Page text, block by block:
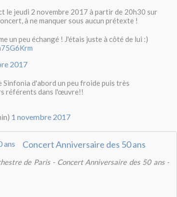
le jeudi 2 novembre 2017 à partir de 20h30 sur
à ne manquer sous aucun prétexte !
un peu échangé ! J'étais juste à côté de lui :)
2017
Sinfonia d'abord un peu froide puis très
référents dans l'œuvre!!
1 novembre 2017
Concert Anniversaire des 50 ans
de Paris - Concert Anniversaire des 50 ans -